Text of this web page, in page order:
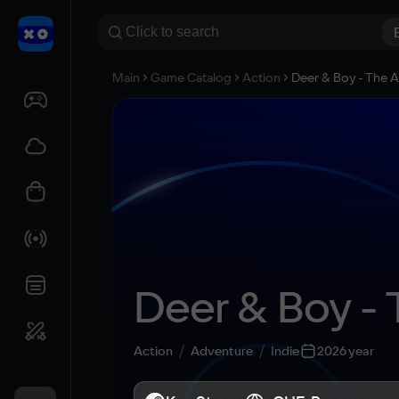
Main Game Catalog Action Deer & Boy - The
Deer & Boy -
Action Adventure Indie 2026 year